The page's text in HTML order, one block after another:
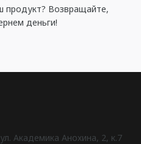
продукт? Возвращайте,
деньги!
Академика Анохина, 2, к.7